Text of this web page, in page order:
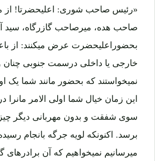
«رئیس صاحب شوری: اعلیحضرتا! از
صاحب هده، میرصاحب گازرگاه، سید
بحضوراعلیحضرت عرض میکنند: از
خارجی یا داخلی درسمت جنوبی چنان
نمیخواستند که بحضور مانند شما یک
این زمان خیال شما اولی الامر
سوی شفقت و بدون مهربانی دیگر چیز
برسد. اکنونکه لویه جرگه بانجام
میرسانیم نمیخواهیم که آن